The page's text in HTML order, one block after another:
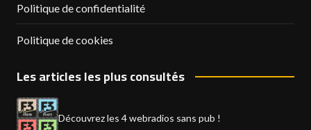
Politique de confidentialité
Politique de cookies
Les articles les plus consultés
Découvrez les 4 webradios sans pub !